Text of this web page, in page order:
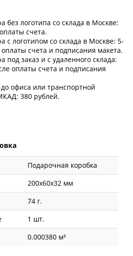
без логотипа со склада в Москве:
счета.
с логотипом со склада в Москве: 5-
счета и подписания макета.
под заказ и с удаленного склада:
оплаты счета и подписания
офиса или транспортной
380 рублей.
Подарочная коробка
200x60x32 мм
74 г.
1 шт.
0.000380 м³